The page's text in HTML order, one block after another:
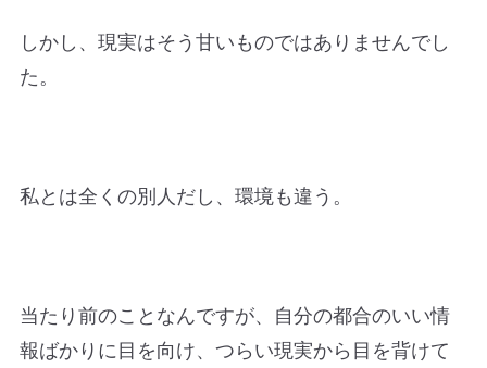
しかし、現実はそう甘いものではありませんでし
た。
私とは全くの別人だし、環境も違う。
当たり前のことなんですが、自分の都合のいい情
報ばかりに目を向け、つらい現実から目を背けて